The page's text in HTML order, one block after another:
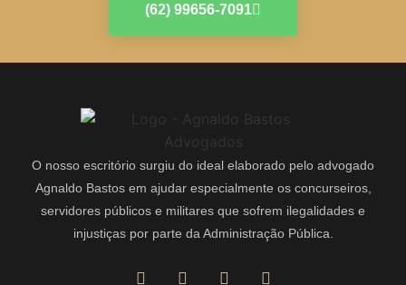
(62) 99656-7091
O nosso escritório surgiu do ideal elaborado pelo advogado
Agnaldo Bastos em ajudar especialmente os concurseiros,
servidores públicos e militares que sofrem ilegalidades e
injustiças por parte da Administração Pública.